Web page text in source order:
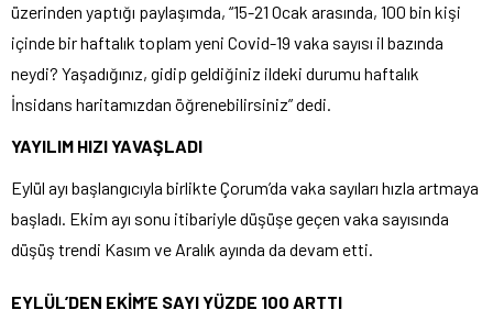
üzerinden yaptığı paylaşımda, “15-21 Ocak arasında, 100 bin kişi
içinde bir haftalık toplam yeni Covid-19 vaka sayısı il bazında
neydi? Yaşadığınız, gidip geldiğiniz ildeki durumu haftalık
İnsidans haritamızdan öğrenebilirsiniz” dedi.
YAYILIM HIZI YAVAŞLADI
Eylül ayı başlangıcıyla birlikte Çorum’da vaka sayıları hızla artmaya
başladı. Ekim ayı sonu itibariyle düşüşe geçen vaka sayısında
düşüş trendi Kasım ve Aralık ayında da devam etti.
EYLÜL’DEN EKİM’E SAYI YÜZDE 100 ARTTI